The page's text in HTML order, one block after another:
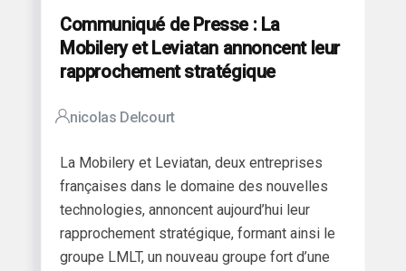
Communiqué de Presse : La
Mobilery et Leviatan annoncent leur
rapprochement stratégique
nicolas Delcourt
La Mobilery et Leviatan, deux entreprises
françaises dans le domaine des nouvelles
technologies, annoncent aujourd’hui leur
rapprochement stratégique, formant ainsi le
groupe LMLT, un nouveau groupe fort d’une